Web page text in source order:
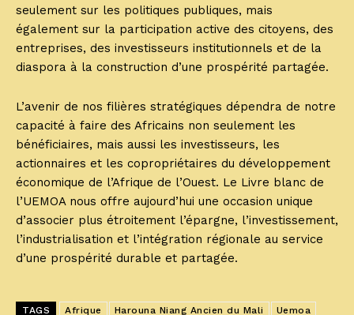
seulement sur les politiques publiques, mais
également sur la participation active des citoyens, des
entreprises, des investisseurs institutionnels et de la
diaspora à la construction d’une prospérité partagée.
L’avenir de nos filières stratégiques dépendra de notre
capacité à faire des Africains non seulement les
bénéficiaires, mais aussi les investisseurs, les
actionnaires et les copropriétaires du développement
économique de l’Afrique de l’Ouest. Le Livre blanc de
l’UEMOA nous offre aujourd’hui une occasion unique
d’associer plus étroitement l’épargne, l’investissement,
l’industrialisation et l’intégration régionale au service
d’une prospérité durable et partagée.
TAGS Afrique Harouna Niang Ancien du Mali Uemoa